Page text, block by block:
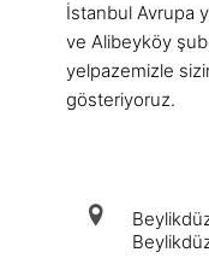
İstanbul Avrupa
ve Alibeyköy
yelpazemizle
gösteriyoruz.